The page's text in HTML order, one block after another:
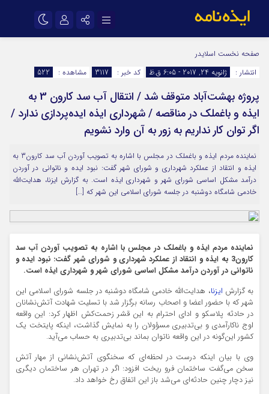
اینستاگرام
سروش
ایتا
آپارات
اپلیکیشن رمز عبور
صفحه نخست اسلایدر
انتشار :
ژانویه 24, 2017 - 6:05 ق.ظ کد خبر : 3117 مشاهده : 522
پروژه بهشت‌آباد متوقف شد / انتقال آب سد کارون 3 به
ایذه و باغملک در مناقصه / شهرداری ایذه ایده‌پردازی ندارد /
اگر توان کار نداریم به زور به آن وارد نشویم
نماینده مردم ایذه و باغملک در مجلس با اشاره به تصویب آوردن آب سد کارون3 به
ایذه و انتقاد از عملکرد شهرداری و شورای شهر گفت: نبود ایده و ناتوانی در آوردن
درآمد مشکل اساسی شورای شهر و شهرداری ایذه است. به گزارش ایزنا، هدایت‌الله
خادمی شامگاه دوشنبه در جلسه شورای اسلامی این شهر که […]
نماینده مردم ایذه و باغملک در مجلس با اشاره به تصویب آوردن آب سد
کارون3 به ایذه و انتقاد از عملکرد شهرداری و شورای شهر گفت: نبود ایده و
ناتوانی در آوردن درآمد مشکل اساسی شورای شهر و شهرداری ایذه است.
به گزارش ایزنا، هدایت‌الله خادمی شامگاه دوشنبه در جلسه شورای اسلامی این
شهر که با حضور اعضا و اصحاب رسانه برگزار شد با تسلیت شهادت آتش‌نشانان
در حادثه پلاسکو و ادای احترام به این قشر زحمت‌کش اظهار کرد: این واقعه
اوج ناکارآمدی و بی‌تدبیری مسؤولان را به نمایش گذاشت، اینکه پایتخت یک
کشور این‌گونه در این واقعه ناتوان بماند بی‌تدبیری به حساب می‌آید.
وی با بیان اینکه درست در لحظه‌ای که سخنگوی آتش‌نشانی از مهار آتش
سخن می‌گفت ساختمان فرو ریخت افزود: اگر در تهران هر ساختمان دیگری
نیز دچار چنین حادثه‌ای می‌شد باز این اتفاق رخ خواهد داد.